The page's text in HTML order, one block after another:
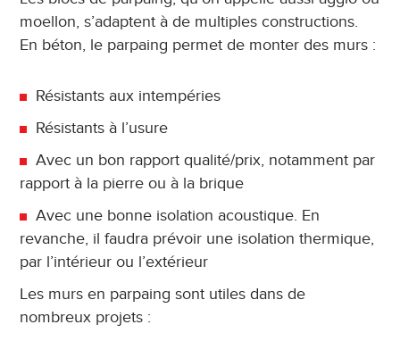
moellon, s’adaptent à de multiples constructions.
En béton, le parpaing permet de monter des murs :
Résistants aux intempéries
Résistants à l’usure
Avec un bon rapport qualité/prix, notamment par
rapport à la pierre ou à la brique
Avec une bonne isolation acoustique. En
revanche, il faudra prévoir une isolation thermique,
par l’intérieur ou l’extérieur
Les murs en parpaing sont utiles dans de
nombreux projets :